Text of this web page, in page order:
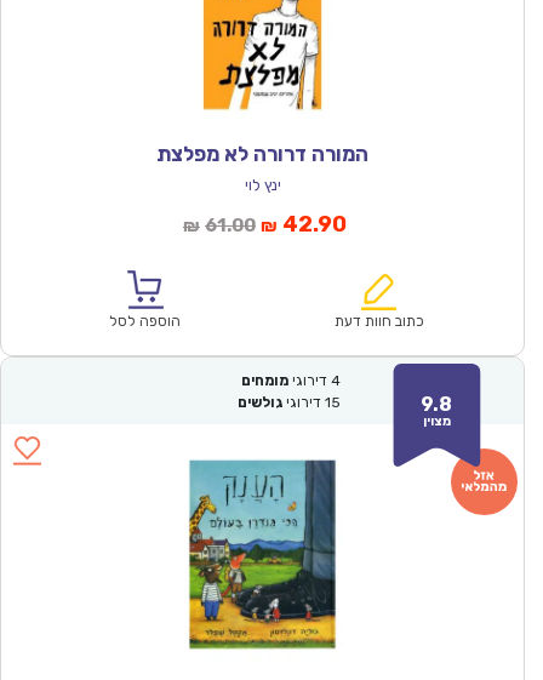
המורה דרורה לא מפלצת
ינץ לוי
₪ 61.00המחיר
₪61.00.
₪ 42.90המחיר
הוא:
כתוב חוות דעת הוספה לסל
9.8
מצוין
4 דירוגי מומחים
15 דירוגי גולשים